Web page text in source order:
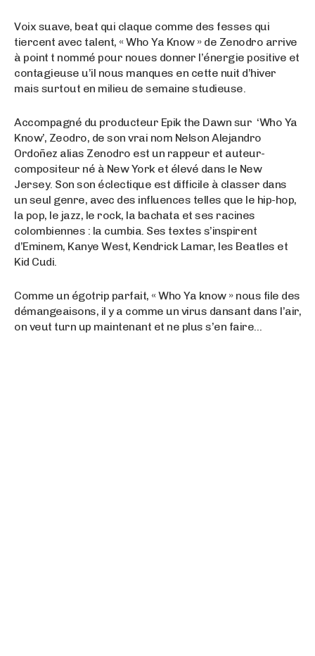
Voix suave, beat qui claque comme des fesses qui
tiercent avec talent, « Who Ya Know » de Zenodro arrive
à point t nommé pour noues donner l’énergie positive et
contagieuse u’il nous manques en cette nuit d’hiver
mais surtout en milieu de semaine studieuse.
Accompagné du producteur Epik the Dawn sur ‘Who Ya
Know’, Zeodro, de son vrai nom Nelson Alejandro
Ordoñez alias Zenodro est un rappeur et auteur-
compositeur né à New York et élevé dans le New
Jersey. Son son éclectique est difficile à classer dans
un seul genre, avec des influences telles que le hip-hop,
la pop, le jazz, le rock, la bachata et ses racines
colombiennes : la cumbia. Ses textes s’inspirent
d’Eminem, Kanye West, Kendrick Lamar, les Beatles et
Kid Cudi.
Comme un égotrip parfait, « Who Ya know » nous file des
démangeaisons, il y a comme un virus dansant dans l’air,
on veut turn up maintenant et ne plus s’en faire…